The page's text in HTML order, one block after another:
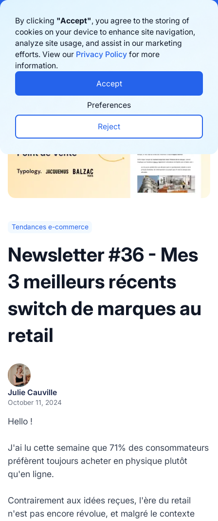
By clicking "Accept", you agree to the storing of
cookies on your device to enhance site navigation,
analyze site usage, and assist in our marketing
efforts. View our Privacy Policy for more
information.
Preferences
Reject
Accept
Benelux in 2026. Learn morehere
Book a demo
Newsletters
Tendances e-commerce
Newsletter #36 - Mes
3 meilleurs récents
switch de marques au
retail
Julie Cauville
October 11, 2024
Hello !
J'ai lu cette semaine que 71% des consommateurs
préfèrent toujours acheter en physique plutôt
qu'en ligne.
Contrairement aux idées reçues, l'ère du retail
n'est pas encore révolue, et malgré le contexte